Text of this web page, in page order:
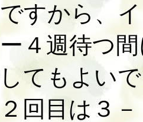
すから、
４週待つ
てもよい
回目は３